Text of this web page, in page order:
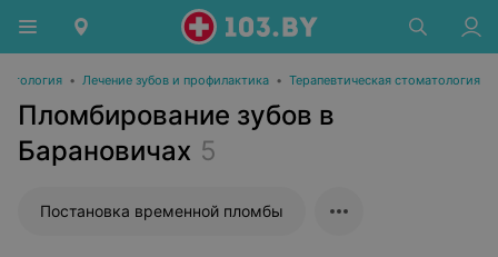
• Лечение зубов и профилактика • Терапевтическая стоматология
Пломбирование зубов в
Барановичах 5
Постановка временной пломбы